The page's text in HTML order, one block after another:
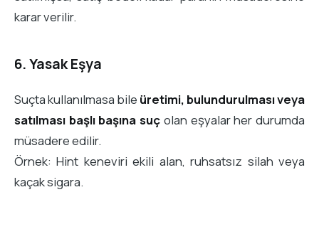
karar verilir.
6. Yasak Eşya
Suçta kullanılmasa bile üretimi, bulundurulması veya
satılması başlı başına suç olan eşyalar her durumda
müsadere edilir.
Örnek: Hint keneviri ekili alan, ruhsatsız silah veya
kaçak sigara.